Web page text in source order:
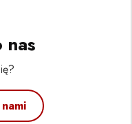
nas